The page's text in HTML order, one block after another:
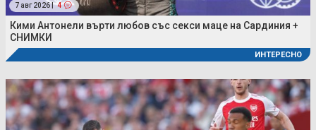
7 авг 2026 | 4
Кими Антонели върти любов със секси маце на Сардиния +
СНИМКИ
ИНТЕРЕСНО